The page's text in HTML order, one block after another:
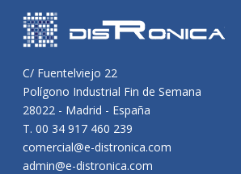
C/ Fuentelviejo 22
Polígono Industrial Fin de Semana
28022 - Madrid - España
T. 00 34 917 460 239
comercial@e-distronica.com
admin@e-distronica.com